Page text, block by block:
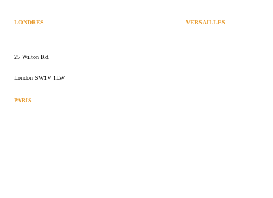
LONDRES VERSAILLES
25 Wilton Rd,
London SW1V 1LW
PARIS